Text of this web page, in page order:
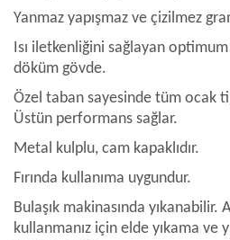
Yanmaz yapışmaz ve çizilmez
Isı iletkenliğini sağlayan
döküm gövde.
Özel taban sayesinde tüm ocak
Üstün performans sağlar.
Metal kulplu, cam kapaklıdır.
Fırında kullanıma uygundur.
Bulaşık makinasında
kullanmanız için elde yıkama ve